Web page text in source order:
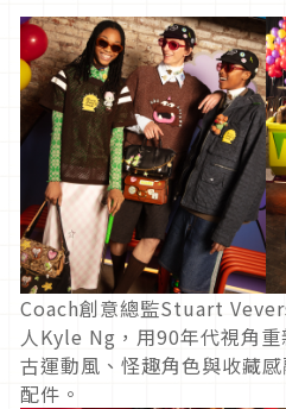
Coach創意總監Stuart
人Kyle Ng，用90年代視角
古運動風、怪趣角色與收藏
配件。